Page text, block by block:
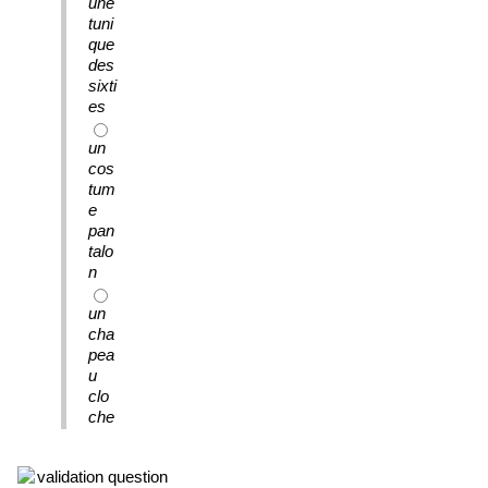
tuni
que
des
sixti
es
un
cos
tum
e
pan
talo
n
un
cha
pea
u
clo
che